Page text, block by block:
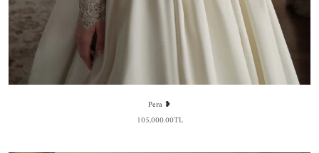
Pera ❥
105,000.00TL